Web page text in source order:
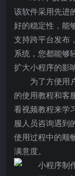
该软件采用先进
好的稳定性，能
支持跨平台发布
系统，您都能够
扩大小程序的影
为了方便用
的使用教程和客
看视频教程来学
服人员咨询遇到
使用过程中的顺
满意度。